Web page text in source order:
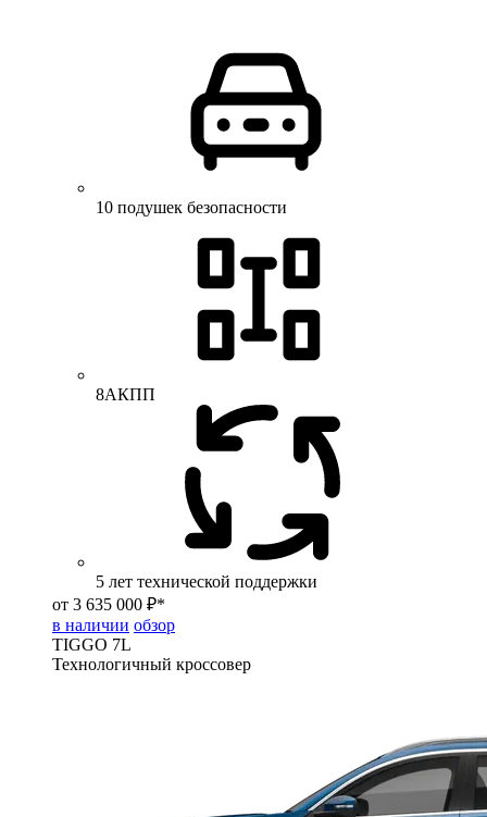
10 подушек безопасности
8АКПП
5 лет технической поддержки
от 3 635 000 ₽*
в наличии обзор
TIGGO 7L
Технологичный кроссовер